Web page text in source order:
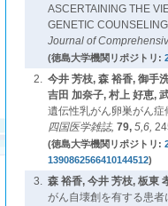
ASCERTAINING THE
GENETIC
Journal of
(徳島大学機関リポジトリ:
2. 今井 芳枝, 森 裕香, 御手
吉田 加奈子, 村上 好恵,
遺伝性乳がん卵巣がん
四国医学雑誌, 79, 5,6,
(徳島大学機関リポジトリ:
1390862566410144512)
3. 森 裕香, 今井 芳枝, 板東
がん自壊創を有する患